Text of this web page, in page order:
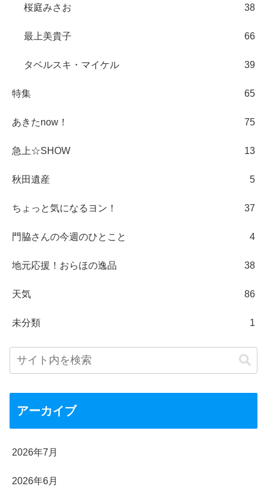
桜庭みさお 38
最上美貴子 66
タベルスキ・マイケル 39
特集 65
あきたnow！ 75
急上☆SHOW 13
秋田遺産 5
ちょっと気になるヨン！ 37
門脇さんの今週のひとこと 4
地元応援！おらほの逸品 38
天気 86
未分類 1
アーカイブ
2026年7月
2026年6月